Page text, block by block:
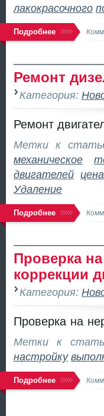
лакокрасочного
Подробнее
Ремонт
Категория:
Ремонт
Метки к
механическое
двигателей
Удаление
Подробнее
Проверка
коррекции
Категория:
Проверка на
Метки к
настройку
Подробнее